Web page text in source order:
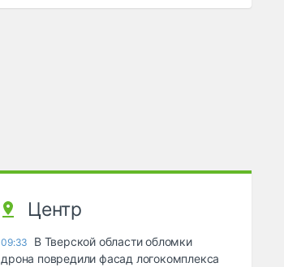
Центр
09:33
В Тверской области обломки
дрона повредили фасад логокомплекса